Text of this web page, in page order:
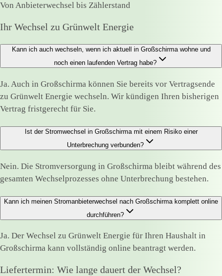
Von Anbieterwechsel bis Zählerstand
Ihr Wechsel zu Grünwelt Energie
Kann ich auch wechseln, wenn ich aktuell in Großschirma wohne und
noch einen laufenden Vertrag habe?
Ja. Auch in Großschirma können Sie bereits vor Vertragsende
zu Grünwelt Energie wechseln. Wir kündigen Ihren bisherigen
Vertrag fristgerecht für Sie.
Ist der Stromwechsel in Großschirma mit einem Risiko einer
Unterbrechung verbunden?
Nein. Die Stromversorgung in Großschirma bleibt während des
gesamten Wechselprozesses ohne Unterbrechung bestehen.
Kann ich meinen Stromanbieterwechsel nach Großschirma komplett online
durchführen?
Ja. Der Wechsel zu Grünwelt Energie für Ihren Haushalt in
Großschirma kann vollständig online beantragt werden.
Liefertermin: Wie lange dauert der Wechsel?